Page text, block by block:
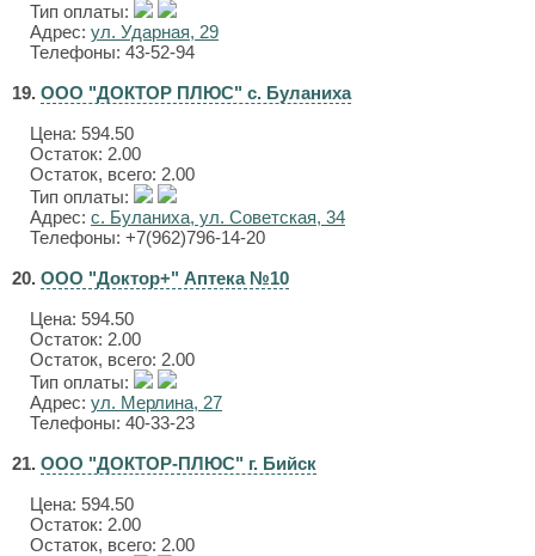
Тип оплаты:
Адрес: ул. Ударная, 29
Телефоны: 43-52-94
19. ООО "ДОКТОР ПЛЮС" с. Буланиха
Цена: 594.50
Остаток: 2.00
Остаток, всего: 2.00
Тип оплаты:
Адрес: с. Буланиха, ул. Советская, 34
Телефоны: +7(962)796-14-20
20. ООО "Доктор+" Аптека №10
Цена: 594.50
Остаток: 2.00
Остаток, всего: 2.00
Тип оплаты:
Адрес: ул. Мерлина, 27
Телефоны: 40-33-23
21. ООО "ДОКТОР-ПЛЮС" г. Бийск
Цена: 594.50
Остаток: 2.00
Остаток, всего: 2.00